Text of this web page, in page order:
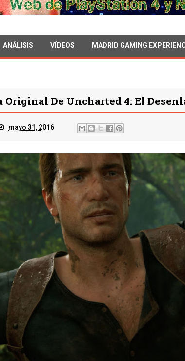
ANÁLISIS VÍDEOS MADRID GAMING
Original De Uncharted 4: El
mayo 31, 2016